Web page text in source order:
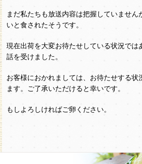
まだ私たちも放送内容は把握していません
いと食されたそうです。
現在出荷を大変お待たせしている状況では
話を受けました。
お客様におかれましては、お待たせする状
ます。ご了承いただけると幸いです。
もしよろしければご卵ください。